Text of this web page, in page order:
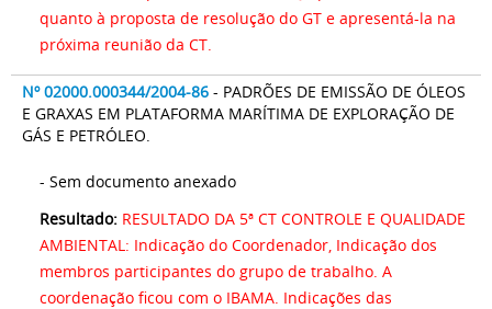
quanto à proposta de resolução do GT e apresentá-la na
próxima reunião da CT.
Nº 02000.000344/2004-86 - PADRÕES DE EMISSÃO DE ÓLEOS
E GRAXAS EM PLATAFORMA MARÍTIMA DE EXPLORAÇÃO DE
GÁS E PETRÓLEO.
- Sem documento anexado
Resultado: RESULTADO DA 5ª CT CONTROLE E QUALIDADE
AMBIENTAL: Indicação do Coordenador, Indicação dos
membros participantes do grupo de trabalho. A
coordenação ficou com o IBAMA. Indicações das